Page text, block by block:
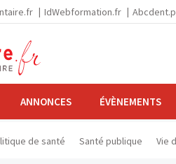
IdWebformation.fr
ANNONCES ÉVÈNEMENTS
de santé Santé publique Vie